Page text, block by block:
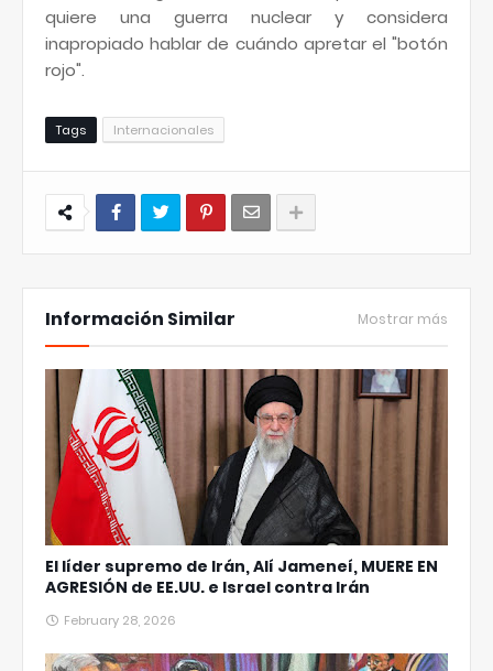
quiere una guerra nuclear y considera
inapropiado hablar de cuándo apretar el "botón
rojo".
Tags Internacionales
Información Similar Mostrar más
El líder supremo de Irán, Alí Jameneí, MUERE EN
AGRESIÓN de EE.UU. e Israel contra Irán
February 28, 2026